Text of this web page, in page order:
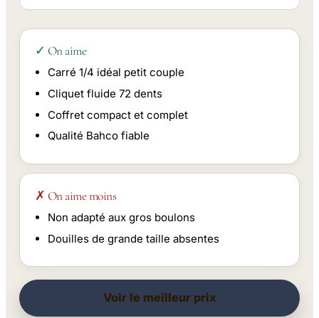
✓ On aime
Carré 1/4 idéal petit couple
Cliquet fluide 72 dents
Coffret compact et complet
Qualité Bahco fiable
✗ On aime moins
Non adapté aux gros boulons
Douilles de grande taille absentes
Voir le meilleur prix